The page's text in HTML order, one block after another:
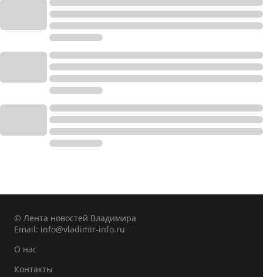
© Лента новостей Владимира
Email: info@vladimir-info.ru
О нас
Контакты